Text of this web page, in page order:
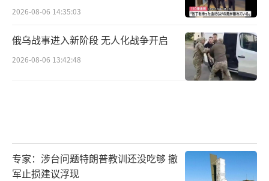
2026-08-06 14:35:03
俄乌战事进入新阶段 无人化战争开启
2026-08-06 13:42:48
专家：涉台问题特朗普教训还没吃够 撤
军止损建议浮现